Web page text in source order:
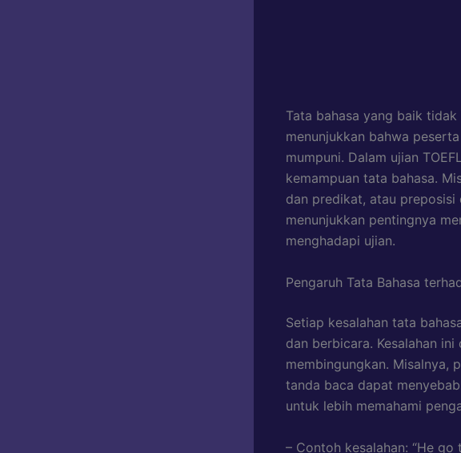
Tata bahasa yang baik
menunjukkan bahwa
mumpuni. Dalam ujian
kemampuan tata bahasa.
dan predikat, atau preposisi
menunjukkan pentingnya
menghadapi ujian.
Pengaruh Tata Bahasa
Setiap kesalahan tata
dan berbicara. Kesalahan
membingungkan. Misalnya,
tanda baca dapat
untuk lebih memahami
– Contoh kesalahan: “He